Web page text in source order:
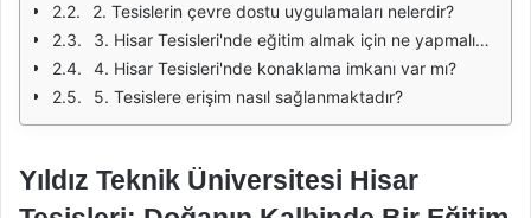
2. Tesislerin çevre dostu uygulamaları nelerdir?
3. Hisar Tesisleri'nde eğitim almak için ne yapmalıyım?
4. Hisar Tesisleri'nde konaklama imkanı var mı?
5. Tesislere erişim nasıl sağlanmaktadır?
Yıldız Teknik Üniversitesi Hisar